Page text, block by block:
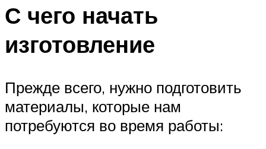
С чего начать
изготовление
Прежде всего, нужно подготовить
материалы, которые нам
потребуются во время работы: